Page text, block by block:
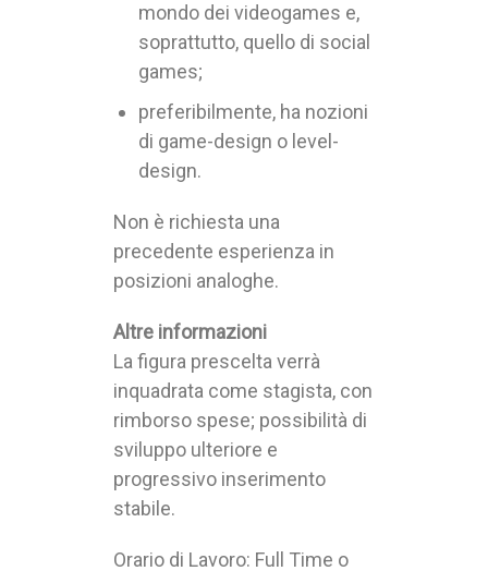
mondo dei videogames e,
soprattutto, quello di social
games;
preferibilmente, ha nozioni
di game-design o level-
design.
Non è richiesta una
precedente esperienza in
posizioni analoghe.
Altre informazioni
La figura prescelta verrà
inquadrata come stagista, con
rimborso spese; possibilità di
sviluppo ulteriore e
progressivo inserimento
stabile.
Orario di Lavoro: Full Time o